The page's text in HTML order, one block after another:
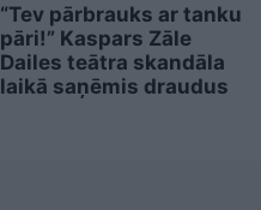
“Tev pārbrauks ar tanku
pāri!” Kaspars Zāle
Dailes teātra skandāla
laikā saņēmis draudus